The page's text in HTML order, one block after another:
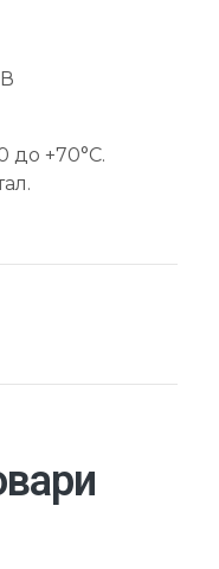
до +70°C.